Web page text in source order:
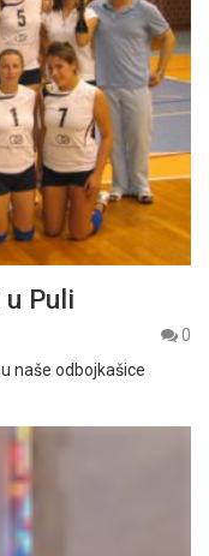
Puli
0
naše odbojkašice